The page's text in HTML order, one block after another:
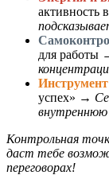
активность
для работы
успех» →
внутреннюю
Контрольная
даст тебе
переговорах!